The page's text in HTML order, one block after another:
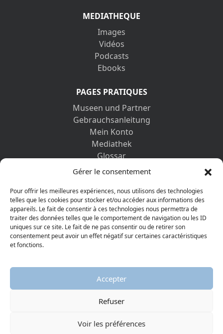
Gérer le consentement
Pour offrir les meilleures expériences, nous utilisons des technologies
telles que les cookies pour stocker et/ou accéder aux informations des
appareils. Le fait de consentir à ces technologies nous permettra de
traiter des données telles que le comportement de navigation ou les ID
uniques sur ce site. Le fait de ne pas consentir ou de retirer son
consentement peut avoir un effet négatif sur certaines caractéristiques
et fonctions.
Accepter
Refuser
Voir les préférences
MEDIATHEQUE
Images
Vidéos
Podcasts
Ebooks
PAGES PRATIQUES
Museen und Partner
Gebrauchsanleitung
Mein Konto
Mediathek
Glossar
Kontaktformular
Datenschutz-Bestimmungen
ENTDECKEN SIE AUCH
© 2026 Protestantisches Museum